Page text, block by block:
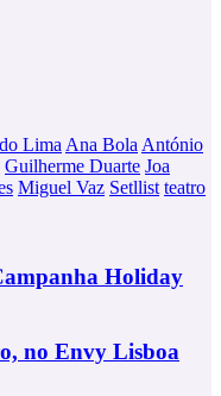
Lima Ana Bola António
Guilherme Duarte Joa
Miguel Vaz Setllist teatro
Holiday
no Envy Lisboa